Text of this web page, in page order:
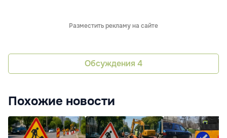
Разместить рекламу на сайте
Обсуждения 4
Похожие новости